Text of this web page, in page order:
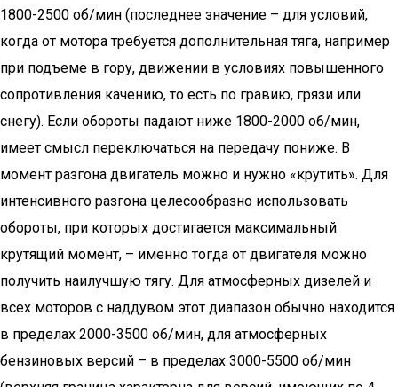
1800-2500 об/мин (последнее значение – для условий,
когда от мотора требуется дополнительная тяга, например
при подъеме в гору, движении в условиях повышенного
сопротивления качению, то есть по гравию, грязи или
снегу). Если обороты падают ниже 1800-2000 об/мин,
имеет смысл переключаться на передачу пониже. В
момент разгона двигатель можно и нужно «крутить». Для
интенсивного разгона целесообразно использовать
обороты, при которых достигается максимальный
крутящий момент, – именно тогда от двигателя можно
получить наилучшую тягу. Для атмосферных дизелей и
всех моторов с наддувом этот диапазон обычно находится
в пределах 2000-3500 об/мин, для атмосферных
бензиновых версий – в пределах 3000-5500 об/мин